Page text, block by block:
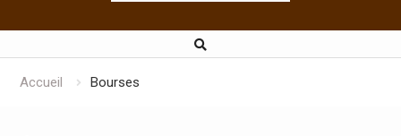
Accueil Bourses